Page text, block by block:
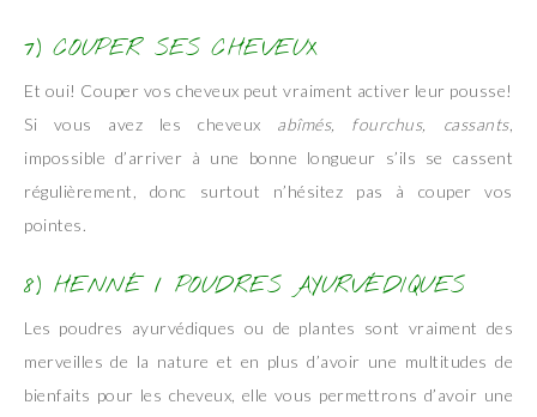
7) COUPER SES CHEVEUX
Et oui! Couper vos cheveux peut vraiment activer leur pousse!
Si vous avez les cheveux abîmés, fourchus, cassants,
impossible d’arriver à une bonne longueur s’ils se cassent
régulièrement, donc surtout n’hésitez pas à couper vos
pointes.
8) HENNÉ / POUDRES AYURVÉDIQUES
Les poudres ayurvédiques ou de plantes sont vraiment des
merveilles de la nature et en plus d’avoir une multitudes de
bienfaits pour les cheveux, elle vous permettrons d’avoir une